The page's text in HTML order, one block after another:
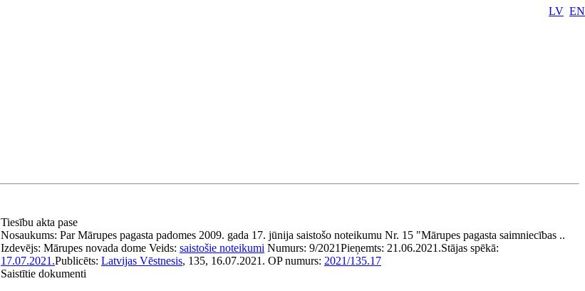
LV EN
Tiesību akta pase
Nosaukums: Par Mārupes pagasta padomes 2009. gada 17. jūnija saistošo noteikumu Nr. 15 "Mārupes pagasta saimniecības ..
Izdevējs: Mārupes novada dome Veids: saistošie noteikumi Numurs: 9/2021Pieņemts: 21.06.2021.Stājas spēkā:
17.07.2021.Publicēts: Latvijas Vēstnesis, 135, 16.07.2021. OP numurs: 2021/135.17
Saistītie dokumenti